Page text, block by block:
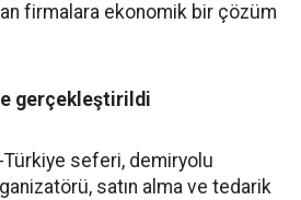
firmalara ekonomik bir çözüm
gerçekleştirildi
Türkiye seferi, demiryolu
satın alma ve tedarik